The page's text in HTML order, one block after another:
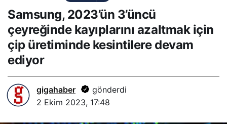
azaltmak için çip
üretiminde kesintilere
devam ediyor
Samsung, 2023’ün 3’üncü
çeyreğinde kayıplarını azaltmak için
çip üretiminde kesintilere devam
ediyor
gigahaber
gönderdi
2 Ekim 2023, 17:48